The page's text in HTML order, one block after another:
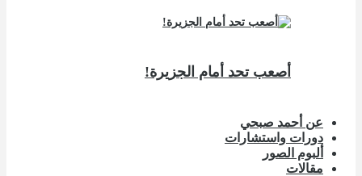
أصعب تحد أمام الجزيرة!
عن أحمد صبحي
دورات واستشارات
ألبوم الصور
مقالات